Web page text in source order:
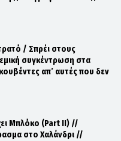
/ Σπρέι στους
συγκέντρωση στα
απ’ αυτές που δεν
Μπλόκο (Part II) //
στο Χαλάνδρι //